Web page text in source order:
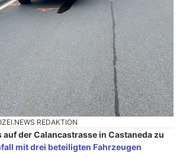
REDAKTION
auf der Calancastrasse in Castaneda zu
mit drei beteiligten Fahrzeugen